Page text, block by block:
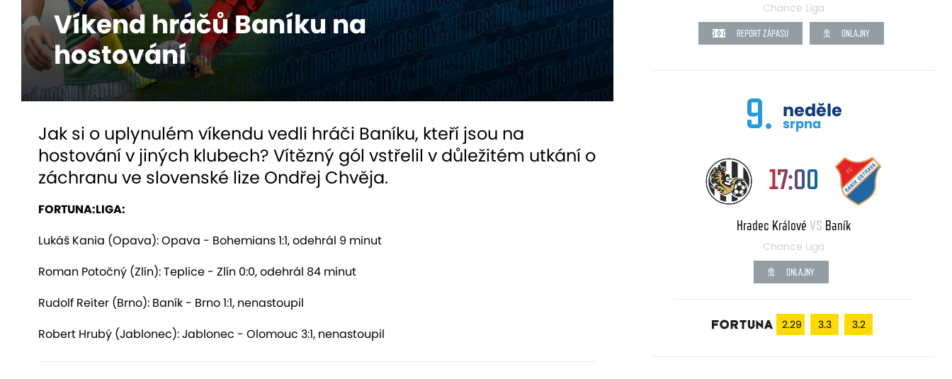
Víkend hráčů Baníku na
hostování
Jak si o uplynulém víkendu vedli hráči Baníku, kteří jsou na
hostování v jiných klubech? Vítězný gól vstřelil v důležitém utkání o
záchranu ve slovenské lize Ondřej Chvěja.
FORTUNA:LIGA:
Lukáš Kania (Opava): Opava - Bohemians 1:1, odehrál 9 minut
Roman Potočný (Zlín): Teplice - Zlín 0:0, odehrál 84 minut
Rudolf Reiter (Brno): Baník - Brno 1:1, nenastoupil
Robert Hrubý (Jablonec): Jablonec - Olomouc 3:1, nenastoupil
Chance Liga
REPORT ZÁPASU ONLAJNY
9. neděle
srpna
17:00
Hradec Králové VS Baník
Chance Liga
ONLAJNY
2.29 3.3 3.2